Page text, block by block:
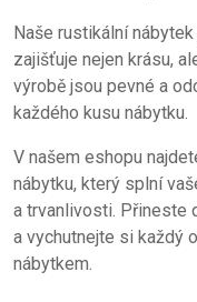
Naše rustikální
zajišťuje nejen krásu,
výrobě jsou pevné a
každého kusu nábytku.
V našem eshopu
nábytku, který splní
a trvanlivosti. Přineste
a vychutnejte si každý
nábytkem.